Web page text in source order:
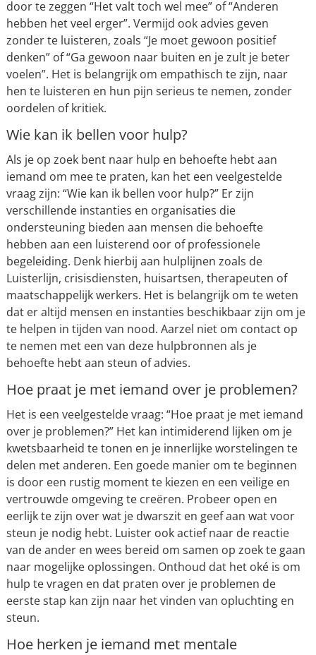
door te zeggen “Het valt toch wel mee” of “Anderen
hebben het veel erger”. Vermijd ook advies geven
zonder te luisteren, zoals “Je moet gewoon positief
denken” of “Ga gewoon naar buiten en je zult je beter
voelen”. Het is belangrijk om empathisch te zijn, naar
hen te luisteren en hun pijn serieus te nemen, zonder
oordelen of kritiek.
Wie kan ik bellen voor hulp?
Als je op zoek bent naar hulp en behoefte hebt aan
iemand om mee te praten, kan het een veelgestelde
vraag zijn: “Wie kan ik bellen voor hulp?” Er zijn
verschillende instanties en organisaties die
ondersteuning bieden aan mensen die behoefte
hebben aan een luisterend oor of professionele
begeleiding. Denk hierbij aan hulplijnen zoals de
Luisterlijn, crisisdiensten, huisartsen, therapeuten of
maatschappelijk werkers. Het is belangrijk om te weten
dat er altijd mensen en instanties beschikbaar zijn om je
te helpen in tijden van nood. Aarzel niet om contact op
te nemen met een van deze hulpbronnen als je
behoefte hebt aan steun of advies.
Hoe praat je met iemand over je problemen?
Het is een veelgestelde vraag: “Hoe praat je met iemand
over je problemen?” Het kan intimiderend lijken om je
kwetsbaarheid te tonen en je innerlijke worstelingen te
delen met anderen. Een goede manier om te beginnen
is door een rustig moment te kiezen en een veilige en
vertrouwde omgeving te creëren. Probeer open en
eerlijk te zijn over wat je dwarszit en geef aan wat voor
steun je nodig hebt. Luister ook actief naar de reactie
van de ander en wees bereid om samen op zoek te gaan
naar mogelijke oplossingen. Onthoud dat het oké is om
hulp te vragen en dat praten over je problemen de
eerste stap kan zijn naar het vinden van opluchting en
steun.
Hoe herken je iemand met mentale